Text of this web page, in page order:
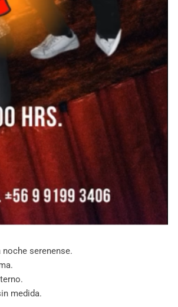
serenense.
medida.